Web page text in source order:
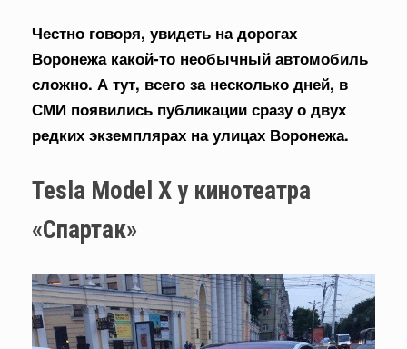
Честно говоря, увидеть на дорогах
Воронежа какой-то необычный автомобиль
сложно. А тут, всего за несколько дней, в
СМИ появились публикации сразу о двух
редких экземплярах на улицах Воронежа.
Tesla Model X у кинотеатра
«Спартак»